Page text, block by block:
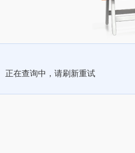
正在查询中，请刷新重试